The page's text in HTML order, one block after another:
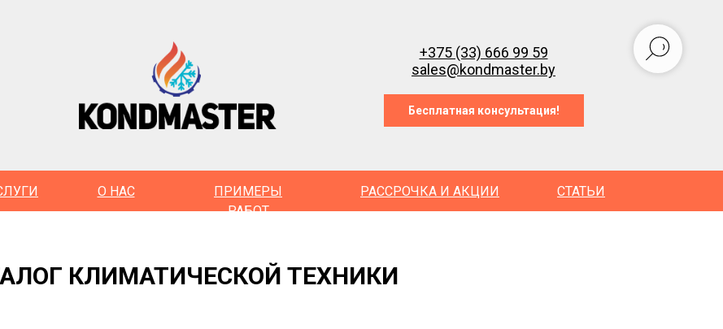
+375 (33) 666 99 59
sales@kondmaster.by
Бесплатная консультация!
О НАС
ПРИМЕРЫ
РАБОТ
РАССРОЧКА И АКЦИИ СТАТЬИ
КЛИМАТИЧЕСКОЙ ТЕХНИКИ